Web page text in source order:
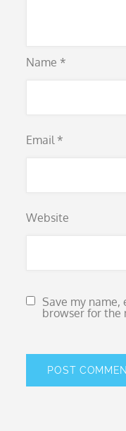
Name *
Email *
Website
Save my name,
browser for the